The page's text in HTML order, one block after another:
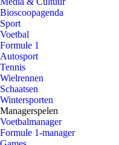
Bioscoopagenda
Sport
Voetbal
Formule 1
Autosport
Tennis
Wielrennen
Schaatsen
Wintersporten
Managerspelen
Voetbalmanager
Formule 1-manager